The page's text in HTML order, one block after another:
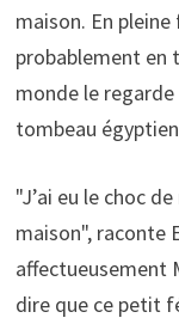
maison. En
probablement en
monde le
tombeau
"J’ai eu le choc
maison", raconte
affectueusement
dire que ce petit